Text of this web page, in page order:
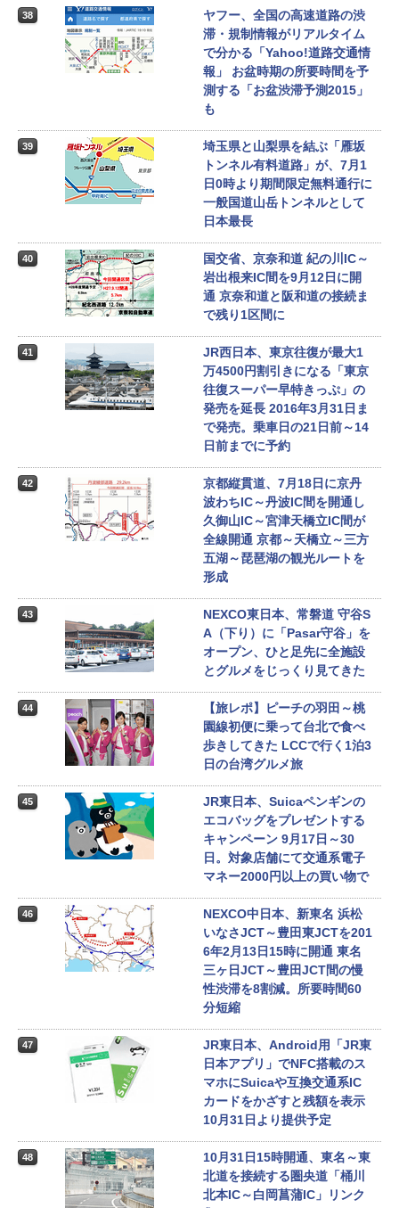
38
ヤフー、全国の高速道路の渋
滞・規制情報がリアルタイム
で分かる「Yahoo!道路交通情
報」 お盆時期の所要時間を予
測する「お盆渋滞予測2015」
も
39
埼玉県と山梨県を結ぶ「雁坂
トンネル有料道路」が、7月1
日0時より期間限定無料通行に
一般国道山岳トンネルとして
日本最長
40
国交省、京奈和道 紀の川IC～
岩出根来IC間を9月12日に開
通 京奈和道と阪和道の接続ま
で残り1区間に
41
JR西日本、東京往復が最大1
万4500円割引きになる「東京
往復スーパー早特きっぷ」の
発売を延長 2016年3月31日ま
で発売。乗車日の21日前～14
日前までに予約
42
京都縦貫道、7月18日に京丹
波わちIC～丹波IC間を開通し
久御山IC～宮津天橋立IC間が
全線開通 京都～天橋立～三方
五湖～琵琶湖の観光ルートを
形成
43
NEXCO東日本、常磐道 守谷S
A（下り）に「Pasar守谷」を
オープン、ひと足先に全施設
とグルメをじっくり見てきた
44
【旅レポ】ピーチの羽田～桃
園線初便に乗って台北で食べ
歩きしてきた LCCで行く1泊3
日の台湾グルメ旅
45
JR東日本、Suicaペンギンの
エコバッグをプレゼントする
キャンペーン 9月17日～30
日。対象店舗にて交通系電子
マネー2000円以上の買い物で
46
NEXCO中日本、新東名 浜松
いなさJCT～豊田東JCTを201
6年2月13日15時に開通 東名
三ヶ日JCT～豊田JCT間の慢
性渋滞を8割減。所要時間60
分短縮
47
JR東日本、Android用「JR東
日本アプリ」でNFC搭載のス
マホにSuicaや互換交通系IC
カードをかざすと残額を表示
10月31日より提供予定
48
10月31日15時開通、東名～東
北道を接続する圏央道「桶川
北本IC～白岡菖蒲IC」リンク